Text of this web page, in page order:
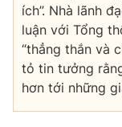
ích”. Nhà lãnh
luận với Tổng
“thẳng thắn và
tỏ tin tưởng
hơn tới những